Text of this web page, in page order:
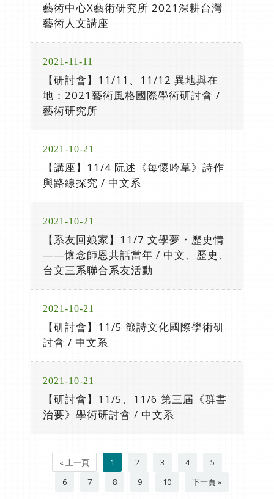
藝術中心X藝術研究所 2021深耕台灣
藝術人文講座
2021-11-11
【研討會】11/11、11/12 異地與在
地：2021藝術風格國際學術研討會 /
藝術研究所
2021-10-21
【講座】11/4 阮述《每懷吟草》詩作
與路線探究 / 中文系
2021-10-21
【系友回娘家】11/7 文學夢・歷史情
——懷念師恩共話當年 / 中文、歷史、
台文三系聯合系友活動
2021-10-21
【研討會】11/5 籤詩文化國際學術研
討會 / 中文系
2021-10-21
【研討會】11/5、11/6 第三屆《群書
治要》學術研討會 / 中文系
« 上一頁 1 2 3 4
5
6
7 8 9 10 下一頁 »